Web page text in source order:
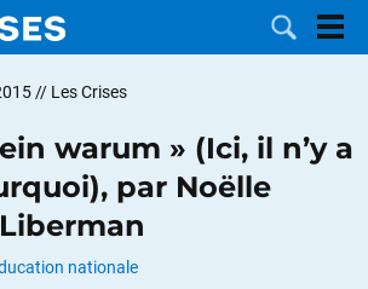
// Les Crises
warum » (Ici, il n’y a
par Noëlle
nationale